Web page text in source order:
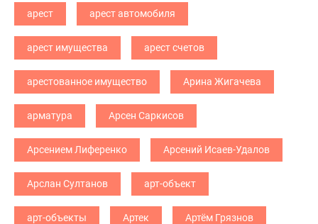
арест арест автомобиля
арест имущества арест счетов
арестованное имущество Арина Жигачева
арматура Арсен Саркисов
Арсением Лиференко Арсений Исаев-Удалов
Арслан Султанов арт-объект
арт-объекты Артек Артём Грязнов